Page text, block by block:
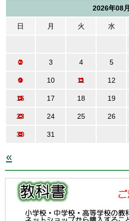
2026年08月
日 月 火 水
2 3 4 5
9 10 11 12
16 17 18 19
23 24 25 26
30 31
«